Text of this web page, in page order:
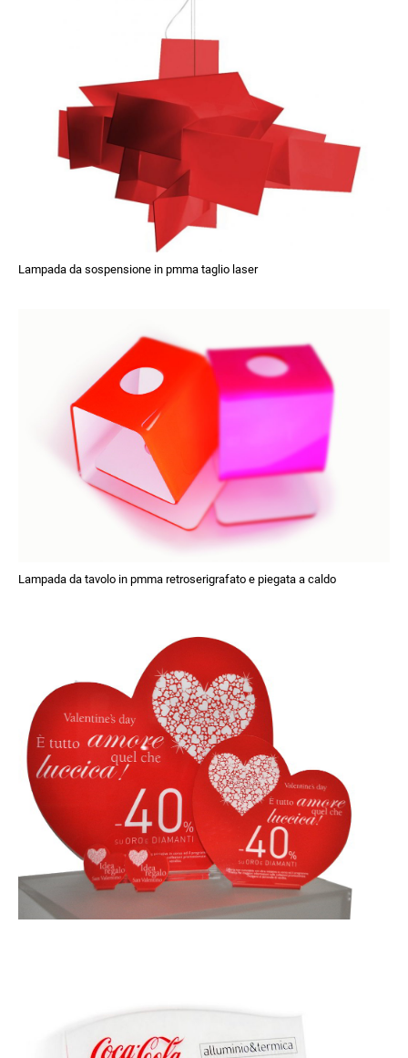
Lampada da sospensione in pmma taglio laser
Lampada da tavolo in pmma retroserigrafato e piegata a caldo